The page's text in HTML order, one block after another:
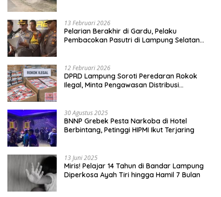
13 Februari 2026
Pelarian Berakhir di Gardu, Pelaku
Pembacokan Pasutri di Lampung Selatan
12 Februari 2026
DPRD Lampung Soroti Peredaran Rokok
Ilegal, Minta Pengawasan Distribusi
30 Agustus 2025
BNNP Grebek Pesta Narkoba di Hotel
Berbintang, Petinggi HIPMI Ikut Terjaring
13 Juni 2025
Miris! Pelajar 14 Tahun di Bandar Lampung
Diperkosa Ayah Tiri hingga Hamil 7 Bulan